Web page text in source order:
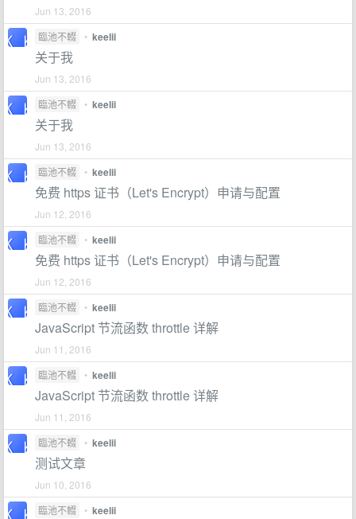
Jun 13, 2016
臨池不輟
• keelii
关于我
Jun 13, 2016
臨池不輟
• keelii
关于我
Jun 13, 2016
臨池不輟
• keelii
免费 https 证书（Let's Encrypt）申请与配置
Jun 12, 2016
臨池不輟
• keelii
免费 https 证书（Let's Encrypt）申请与配置
Jun 12, 2016
臨池不輟
• keelii
JavaScript 节流函数 throttle 详解
Jun 11, 2016
臨池不輟
• keelii
JavaScript 节流函数 throttle 详解
Jun 11, 2016
臨池不輟
• keelii
测试文章
Jun 10, 2016
臨池不輟
• keelii